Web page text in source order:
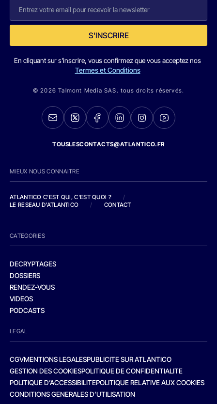
S'INSCRIRE
En cliquant sur s'inscrire, vous confirmez que vous acceptez nos
Termes et Conditions
© 2026 Talmont Media SAS. tous droits réservés.
TOUSLESCONTACTS@ATLANTICO.FR
MIEUX NOUS CONNAITRE
ATLANTICO C'EST QUI, C'EST QUOI ?
/
LE RESEAU D'ATLANTICO
/ CONTACT
CATEGORIES
DECRYPTAGES
DOSSIERS
RENDEZ-VOUS
VIDEOS
PODCASTS
LEGAL
CGVMENTIONS LEGALESPUBLICITE SUR ATLANTICO
GESTION DES COOKIESPOLITIQUE DE CONFIDENTIALITE
POLITIQUE D’ACCESSIBILITEPOLITIQUE RELATIVE AUX COOKIES
CONDITIONS GENERALES D’UTILISATION